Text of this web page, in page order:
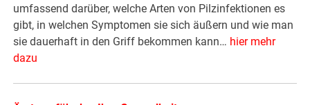
umfassend darüber, welche Arten von Pilzinfektionen es
gibt, in welchen Symptomen sie sich äußern und wie man
sie dauerhaft in den Griff bekommen kann… hier mehr
dazu